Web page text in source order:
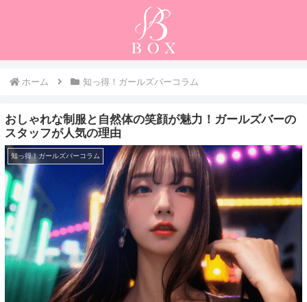
ホーム 知っ得！ガールズバーコラム
おしゃれな制服と自然体の笑顔が魅力！ガールズバーの
スタッフが人気の理由
知っ得！ガールズバーコラム